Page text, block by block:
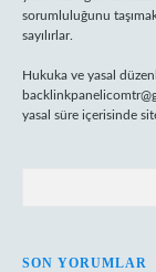
sorumluluğunu
sayılırlar.
Hukuka ve yasal
yasal süre içerisinde
SON YORUMLAR